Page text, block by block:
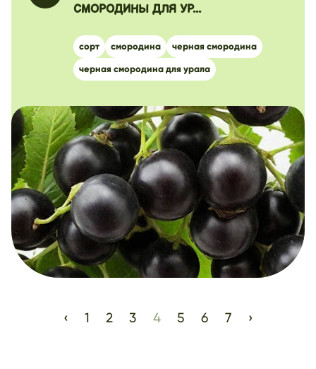
СМОРОДИНЫ ДЛЯ УР...
сорт смородина
черная смородина
черная смородина для урала
‹ 1 2 3 4 5 6 7 ›